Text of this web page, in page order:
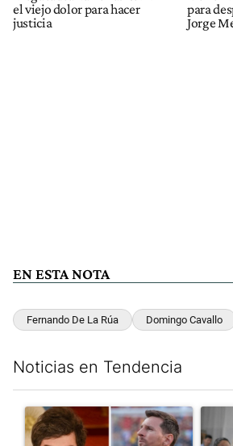
el viejo dolor para hacer
justicia
para
Jorge
EN ESTA NOTA
Fernando De La Rúa Domingo Cavallo
Noticias en Tendencia
Un artículo de tendencia con el títuloUn